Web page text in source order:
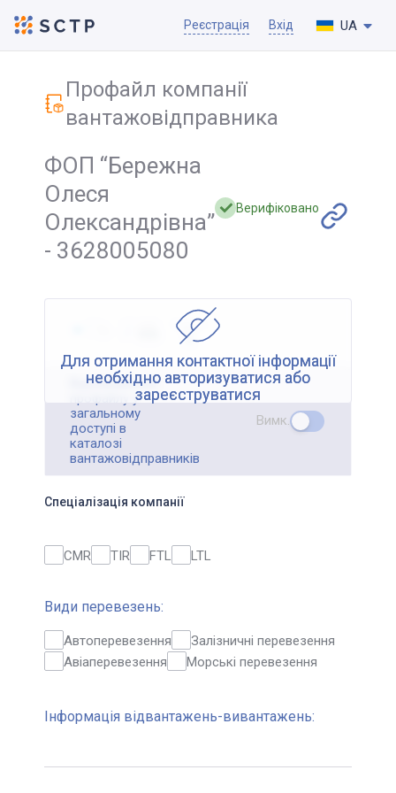
Реєстрація Вхід UA
Профайл компанії
вантажовідправника
ФОП “Бережна
Олеся
Олександрівна”
- 3628005080
Верифіковано
Для отримання контактної інформації
необхідно авторизуватися або
зареєструватися
Відображення
профайлу у
загальному
доступі в
каталозі
вантажовідправників
Вимк.
Спеціалізація компанії
CMR TIR FTL LTL
Види перевезень:
Автоперевезення
Залізничні перевезення
Авіаперевезення
Морські перевезення
Інформація відвантажень-вивантажень: